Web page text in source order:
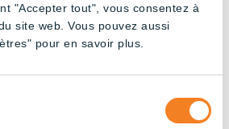
"Accepter tout", vous consentez à
site web. Vous pouvez aussi
pour en savoir plus.
V-